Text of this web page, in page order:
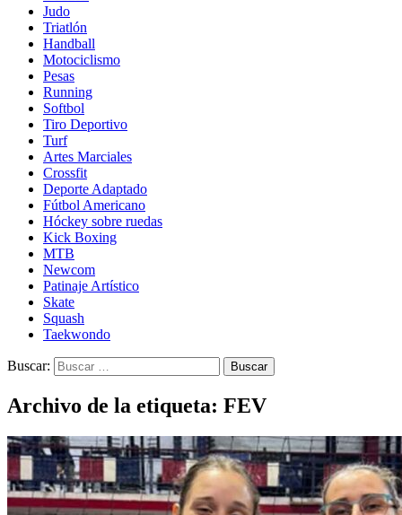
Judo
Triatlón
Handball
Motociclismo
Pesas
Running
Softbol
Tiro Deportivo
Turf
Artes Marciales
Crossfit
Deporte Adaptado
Fútbol Americano
Hóckey sobre ruedas
Kick Boxing
MTB
Newcom
Patinaje Artístico
Skate
Squash
Taekwondo
Buscar:
Archivo de la etiqueta: FEV